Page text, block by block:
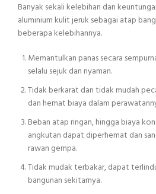
Banyak sekali kelebihan dan
aluminium kulit jeruk sebagai atap
beberapa kelebihannya.
Memantulkan panas secara
selalu sejuk dan nyaman.
Tidak berkarat dan tidak mudah
dan hemat biaya dalam
Beban atap ringan, hingga biaya
angkutan dapat diperhemat dan
rawan gempa.
Tidak mudak terbakar, dapat
bangunan sekitarnya.